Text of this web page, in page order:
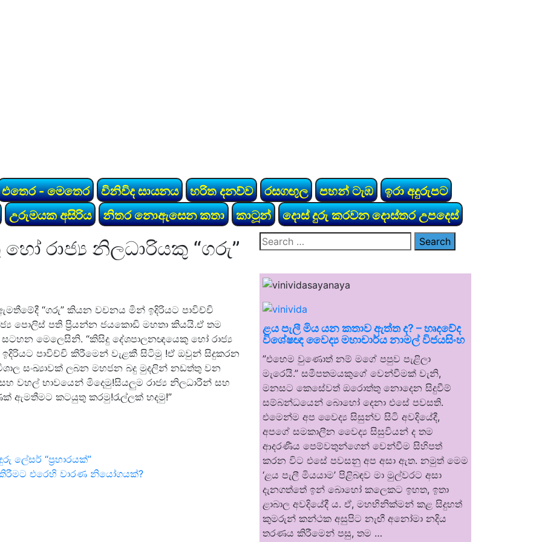
එතෙර - මෙතෙර විනිවිද සායනය හරිත දනව්ව රසගඟුල පහන් ටැඹ
ඉරා අදුරුපට
උරුමයක අසිරිය නිතර නොඇසෙන කතා කාටූන් දොස් දුරු කරවන දොස්තර උපදෙස්
රාජ්‍ය නිලධාරියකු “ගරු”
“ගරු” කියන වචනය මින් ඉදිරියට පාවිච්චි
පොලිස් පති ප්‍රියන්න ජයකොඩි මහතා කියයි.ඒ තම
මෙලෙසිනි. “කිසිදු දේශපාලනඥයෙකු හෝ රාජ්‍ය
පාවිච්චි කිරීමෙන් වැළකී සිටිමු !ඒ ඔවුන් සිදුකරන
සංඛ්‍යාවක් ලබන මහජන බදු මුදලින් නඩත්තු වන
වහල් භාවයෙන් මිදෙමු!සියලුම රාජ්‍ය නිලධාරීන් සහ
ඇමතීමට කටයුතු කරමු!රැල්ලක් හදමු!”
“ප්‍රහාරයක්”
කිරීමට එරෙහි වාරණ නියෝගයක්?
Search
for:
ළය පැලී මිය යන කතාව ඇත්ත ද? – හෘදවේද
විශේෂඥ වෛද්‍ය මහාචාර්ය නාමල් විජයසිංහ
​”එහෙම වුණොත් නම් මගේ පපුව පැළිලා
මැරෙයි.” සමීපතමයකුගේ වෙන්වීමක් වැනි,
මනසට කෙසේවත් ඔරොත්තු නොදෙන සිදුවීම්
සම්බන්ධයෙන් බොහෝ දෙනා එසේ පවසති.
එමෙන්ම අප වෛද්‍ය සිසුන්ව සිටි අවදියේදී,
අපගේ සමකාලීන වෛද්‍ය සිසුවියන් ද තම
ආදරණීය පෙම්වතුන්ගෙන් වෙන්වීම සිහිපත්
කරන විට එසේ පවසනු අප අසා ඇත. ​නමුත් මෙම
‘ළය පැලී මියයාම’ පිළිබඳව මා මුල්වරට අසා
දැනගත්තේ ඉන් බොහෝ කලෙකට ඉහත, ඉතා
ළාබාල අවදියේදී ය. ඒ, මහභිනික්මන් කළ සිදුහත්
කුමරුන් කන්ථක අසුපිට නැඟී අනෝමා නදිය
තරණය කිරීමෙන් පසු, තම …